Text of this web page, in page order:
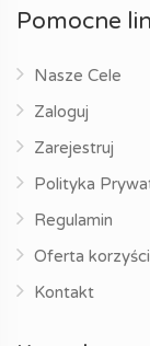
Pomocne
Nasze Cele
Zaloguj
Zarejestruj
Polityka
Regulamin
Oferta
Kontakt